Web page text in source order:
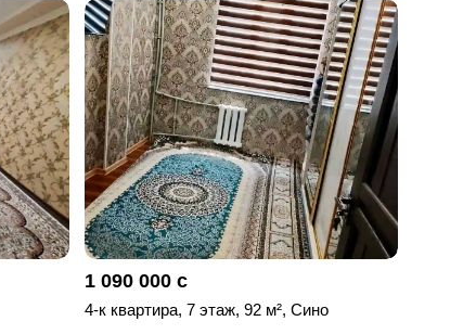
1 090 000 с
4-к квартира, 7 этаж, 92 м², Сино